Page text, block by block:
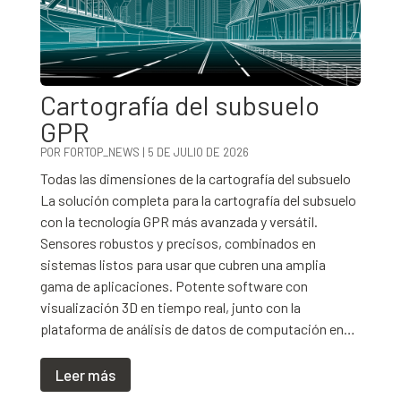
Cartografía del subsuelo
GPR
POR FORTOP_NEWS | 5 DE JULIO DE 2026
Todas las dimensiones de la cartografía del subsuelo
La solución completa para la cartografía del subsuelo
con la tecnología GPR más avanzada y versátil.
Sensores robustos y precisos, combinados en
sistemas listos para usar que cubren una amplia
gama de aplicaciones. Potente software con
visualización 3D en tiempo real, junto con la
plataforma de análisis de datos de computación en…
Leer más